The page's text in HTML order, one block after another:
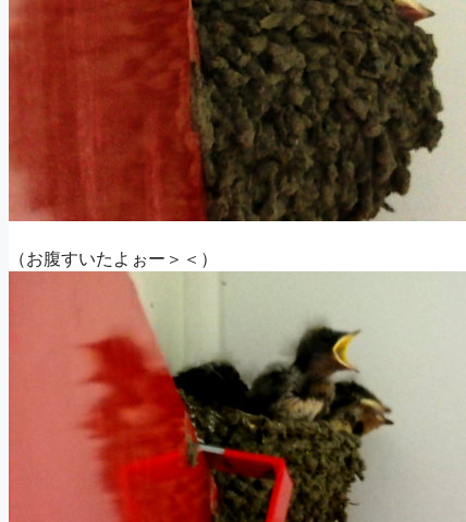
（お腹すいたよぉー＞＜）